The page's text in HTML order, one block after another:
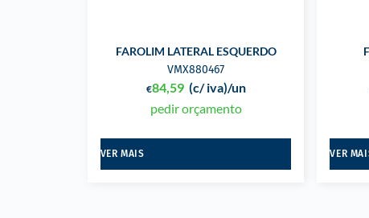
FAROLIM LATERAL ESQUERDO
VMX880467
€84,59 (c/ iva)/un
pedir orçamento
VER MAIS VER